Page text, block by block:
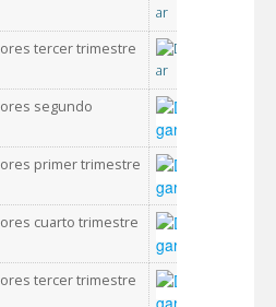
tercer trimestre
segundo
primer trimestre
cuarto trimestre
tercer trimestre